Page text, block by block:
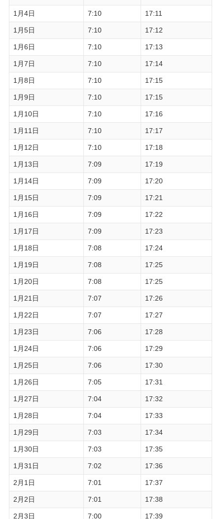
1月4日 7:10 17:11
1月5日 7:10 17:12
1月6日 7:10 17:13
1月7日 7:10 17:14
1月8日 7:10 17:15
1月9日 7:10 17:15
1月10日 7:10 17:16
1月11日 7:10 17:17
1月12日 7:10 17:18
1月13日 7:09 17:19
1月14日 7:09 17:20
1月15日 7:09 17:21
1月16日 7:09 17:22
1月17日 7:09 17:23
1月18日 7:08 17:24
1月19日 7:08 17:25
1月20日 7:08 17:25
1月21日 7:07 17:26
1月22日 7:07 17:27
1月23日 7:06 17:28
1月24日 7:06 17:29
1月25日 7:06 17:30
1月26日 7:05 17:31
1月27日 7:04 17:32
1月28日 7:04 17:33
1月29日 7:03 17:34
1月30日 7:03 17:35
1月31日 7:02 17:36
2月1日 7:01 17:37
2月2日 7:01 17:38
2月3日 7:00 17:39